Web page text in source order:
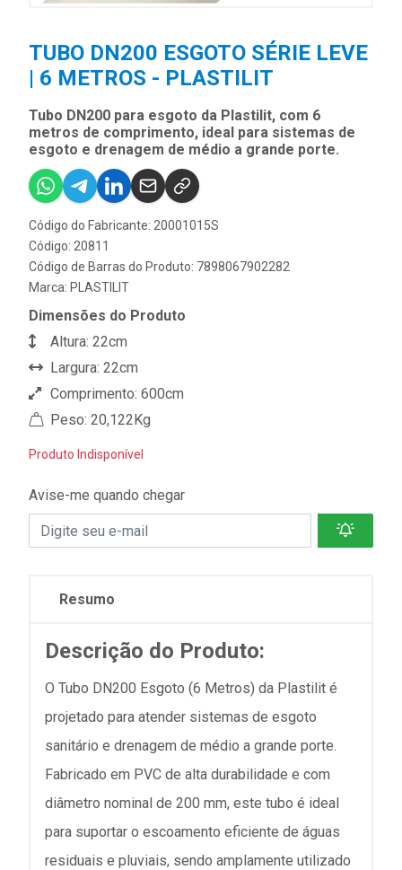
TUBO DN200 ESGOTO SÉRIE LEVE
| 6 METROS - PLASTILIT
Tubo DN200 para esgoto da Plastilit, com 6
metros de comprimento, ideal para sistemas de
esgoto e drenagem de médio a grande porte.
Código do Fabricante: 20001015S
Código: 20811
Código de Barras do Produto: 7898067902282
Marca: PLASTILIT
Dimensões do Produto
Altura: 22cm
Largura: 22cm
Comprimento: 600cm
Peso: 20,122Kg
Produto Indisponível
Avise-me quando chegar
Resumo
Descrição do Produto:
O Tubo DN200 Esgoto (6 Metros) da Plastilit é
projetado para atender sistemas de esgoto
sanitário e drenagem de médio a grande porte.
Fabricado em PVC de alta durabilidade e com
diâmetro nominal de 200 mm, este tubo é ideal
para suportar o escoamento eficiente de águas
residuais e pluviais, sendo amplamente utilizado